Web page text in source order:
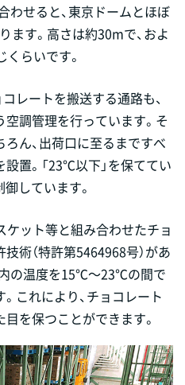
わせると、東京ドームとほぼ
ます。高さは約30mで、およ
らいです。
レートを搬送する通路も、
調管理を行っています。そ
ん、出荷口に至るまですべ
置。「23℃以下」を保ててい
しています。
ケット等と組み合わせたチョ
術（特許第5464968号）があ
内の温度を15℃～23℃の間で
これにより、チョコレート
を保つことができます。